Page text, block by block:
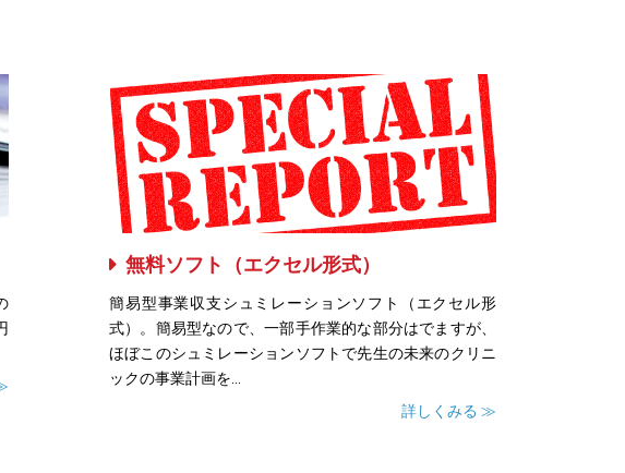
無料ソフト（エクセル形式）
簡易型事業収支シュミレーションソフト（エクセル形
式）。簡易型なので、一部手作業的な部分はでますが、
ほぼこのシュミレーションソフトで先生の未来のクリニ
ックの事業計画を...
詳しくみる ≫